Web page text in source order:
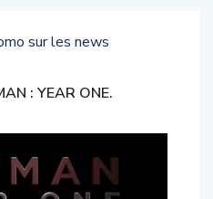
sur les news